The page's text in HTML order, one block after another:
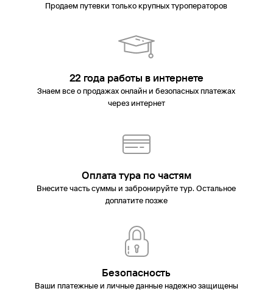
Продаем путевки только крупных туроператоров
22 года работы в интернете
Знаем все о продажах онлайн и безопасных платежах
через интернет
Оплата тура по частям
Внесите часть суммы и забронируйте тур. Остальное
доплатите позже
Безопасность
Ваши платежные и личные данные надежно защищены